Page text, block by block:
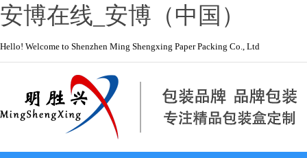
安博在线_安博（中国）
Hello! Welcome to Shenzhen Ming Shengxing Paper Packing Co., Ltd